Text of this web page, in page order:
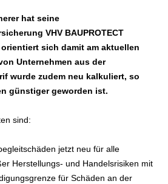
hat seine
VHV BAUPROTECT
sich damit am aktuellen
Unternehmen aus der
wurde zudem neu kalkuliert, so
günstiger geworden ist.
sind:
jetzt neu für alle
Herstellungs- und Handelsrisiken mit
für Schäden an der